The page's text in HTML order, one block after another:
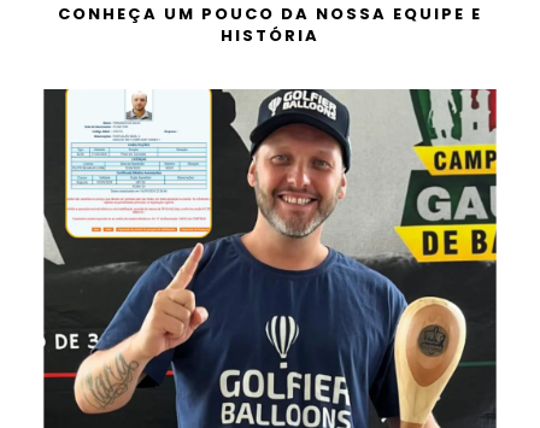
CONHEÇA UM POUCO DA NOSSA EQUIPE E
HISTÓRIA